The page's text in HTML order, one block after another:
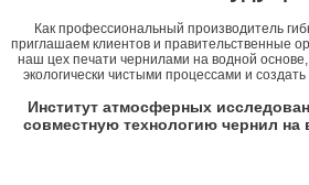
Как профессиональный производитель
приглашаем клиентов и правительственные
наш цех печати чернилами на водной
экологически чистыми процессами и
Институт атмосферных
совместную технологию чернил на